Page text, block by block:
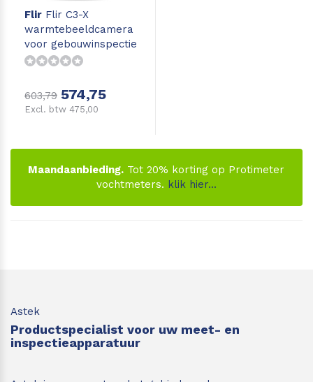
Leica Disto S910
Leica DST360
DISTO Plan app
Leica BLK3D Imager
Monitoring
Hygrometers
Accessoires
Flir Flir C3-X
warmtebeeldcamera
voor gebouwinspectie
met WiFi
603,79 574,75
Excl. btw 475,00
Maandaanbieding. Tot 20% korting op Protimeter
vochtmeters. klik hier...
Astek
Productspecialist voor uw meet- en
inspectieapparatuur